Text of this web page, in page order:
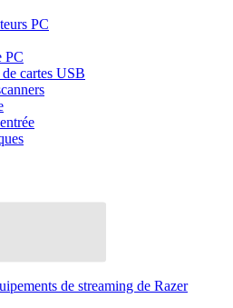
PC
PC
cartes USB
de streaming de Razer